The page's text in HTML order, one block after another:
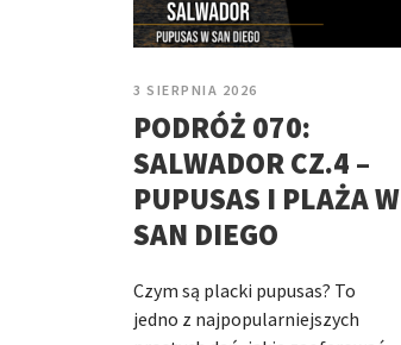
3 SIERPNIA 2026
PODRÓŻ 070:
SALWADOR CZ.4 –
PUPUSAS I PLAŻA W
SAN DIEGO
Czym są placki pupusas? To
jedno z najpopularniejszych